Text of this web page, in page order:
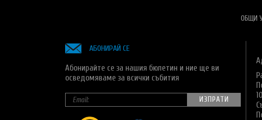
ОБЩИ
АБОНИРАЙ СЕ
Абонирайте се за нашия бюлетин и ние ще ви
осведомяваме за всички събития